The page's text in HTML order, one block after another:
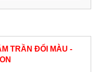
TRẦN ĐỔI MÀU -